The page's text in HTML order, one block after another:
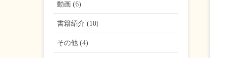
動画 (6)
書籍紹介 (10)
その他 (4)